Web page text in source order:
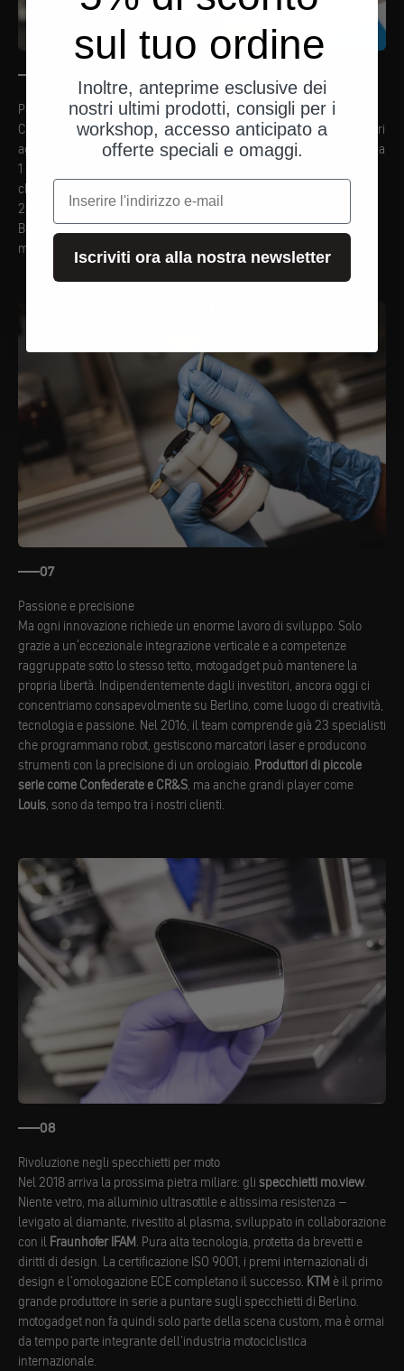
Più piccoli, più intelligenti, più digitali
Con il
mo.blaze tens, motogadget porta su strada uno degli indicatori
aggiuntivi più piccoli al mondo, appena più grande di una moneta da
1 centesimo. Il
chiavi di accensione. E l'
apre la porta successiva nel
2016: gli smartphone sono collegati alla
Bluetooth, il che apre possibilità completamente nuove per i
motociclisti come centro di controllo digitale.
07
Passione e precisione
Ma ogni innovazione richiede un enorme lavoro di sviluppo. Solo
grazie a un'eccezionale integrazione verticale e a competenze
raggruppate sotto lo stesso tetto, motogadget può mantenere la
propria libertà. Indipendentemente dagli investitori, ancora oggi ci
concentriamo consapevolmente su Berlino, come luogo di creatività,
tecnologia e passione. Nel 2016, il team comprende già 23 specialisti
che programmano robot, gestiscono marcatori laser e producono
strumenti con la precisione di un orologiaio. Produttori di piccole
serie come Confederate e CR&S, ma anche grandi player come
Louis, sono da tempo tra i nostri clienti.
08
Rivoluzione negli specchietti per moto
Nel 2018 arriva la prossima pietra miliare: gli specchietti mo.view.
Niente vetro, ma alluminio ultrasottile e altissima resistenza –
levigato al diamante, rivestito al plasma, sviluppato in collaborazione
con il Fraunhofer IFAM. Pura alta tecnologia, protetta da brevetti e
diritti di design. La certificazione ISO 9001, i premi internazionali di
design e l’omologazione ECE completano il successo. KTM è il primo
grande produttore in serie a puntare sugli specchietti di Berlino.
motogadget non fa quindi solo parte della scena custom, ma è ormai
da tempo parte integrante dell’industria motociclistica
internazionale.
sul tuo ordine
Inoltre, anteprime esclusive dei
nostri ultimi prodotti, consigli per i
workshop, accesso anticipato a
offerte speciali e omaggi.
e-mail
Iscriviti ora alla nostra newsletter